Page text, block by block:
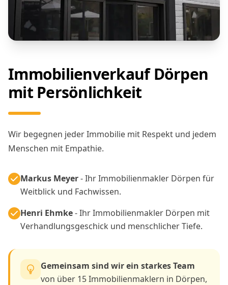
Immobilienverkauf Dörpen
mit Persönlichkeit
Wir begegnen jeder Immobilie mit Respekt und jedem
Menschen mit Empathie.
Markus Meyer- Ihr Immobilienmakler Dörpen für
Weitblick und Fachwissen.
Henri Ehmke- Ihr Immobilienmakler Dörpen mit
Verhandlungsgeschick und menschlicher Tiefe.
Gemeinsam sind wir ein starkes Team
von über 15 Immobilienmaklern in Dörpen,